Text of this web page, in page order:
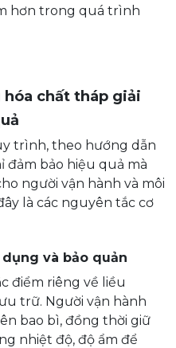
hơn trong quá trình
chất tháp giải
trình, theo hướng dẫn
đảm bảo hiệu quả mà
người vận hành và môi
là các nguyên tắc cơ
và bảo quản
điểm riêng về liều
trữ. Người vận hành
bao bì, đồng thời giữ
nhiệt độ, độ ẩm để